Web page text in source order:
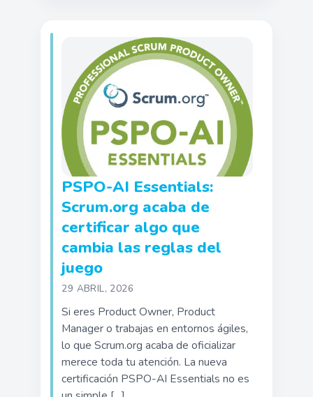
PSPO-AI Essentials:
Scrum.org acaba de
certificar algo que
cambia las reglas del
juego
29 ABRIL, 2026
Si eres Product Owner, Product
Manager o trabajas en entornos ágiles,
lo que Scrum.org acaba de oficializar
merece toda tu atención. La nueva
certificación PSPO-AI Essentials no es